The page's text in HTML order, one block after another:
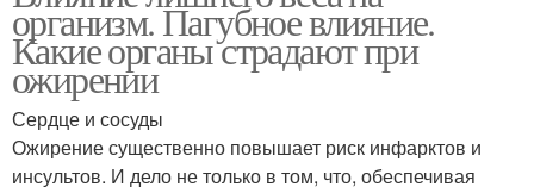
организм. Пагубное влияние.
Какие органы страдают при
ожирении
Сердце и сосуды
Ожирение существенно повышает риск инфарктов и
инсультов. И дело не только в том, что, обеспечивая